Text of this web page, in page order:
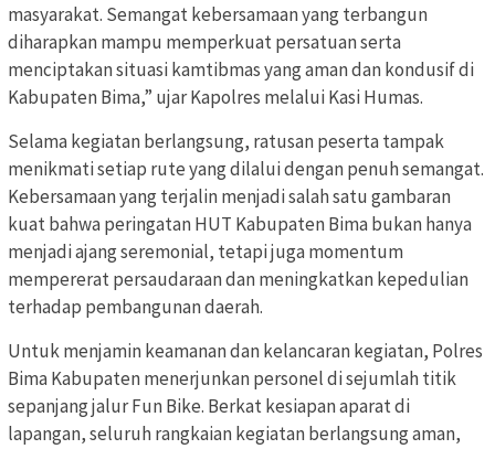
masyarakat. Semangat kebersamaan yang terbangun
diharapkan mampu memperkuat persatuan serta
menciptakan situasi kamtibmas yang aman dan kondusif di
Kabupaten Bima,” ujar Kapolres melalui Kasi Humas.
Selama kegiatan berlangsung, ratusan peserta tampak
menikmati setiap rute yang dilalui dengan penuh semangat.
Kebersamaan yang terjalin menjadi salah satu gambaran
kuat bahwa peringatan HUT Kabupaten Bima bukan hanya
menjadi ajang seremonial, tetapi juga momentum
mempererat persaudaraan dan meningkatkan kepedulian
terhadap pembangunan daerah.
Untuk menjamin keamanan dan kelancaran kegiatan, Polres
Bima Kabupaten menerjunkan personel di sejumlah titik
sepanjang jalur Fun Bike. Berkat kesiapan aparat di
lapangan, seluruh rangkaian kegiatan berlangsung aman,